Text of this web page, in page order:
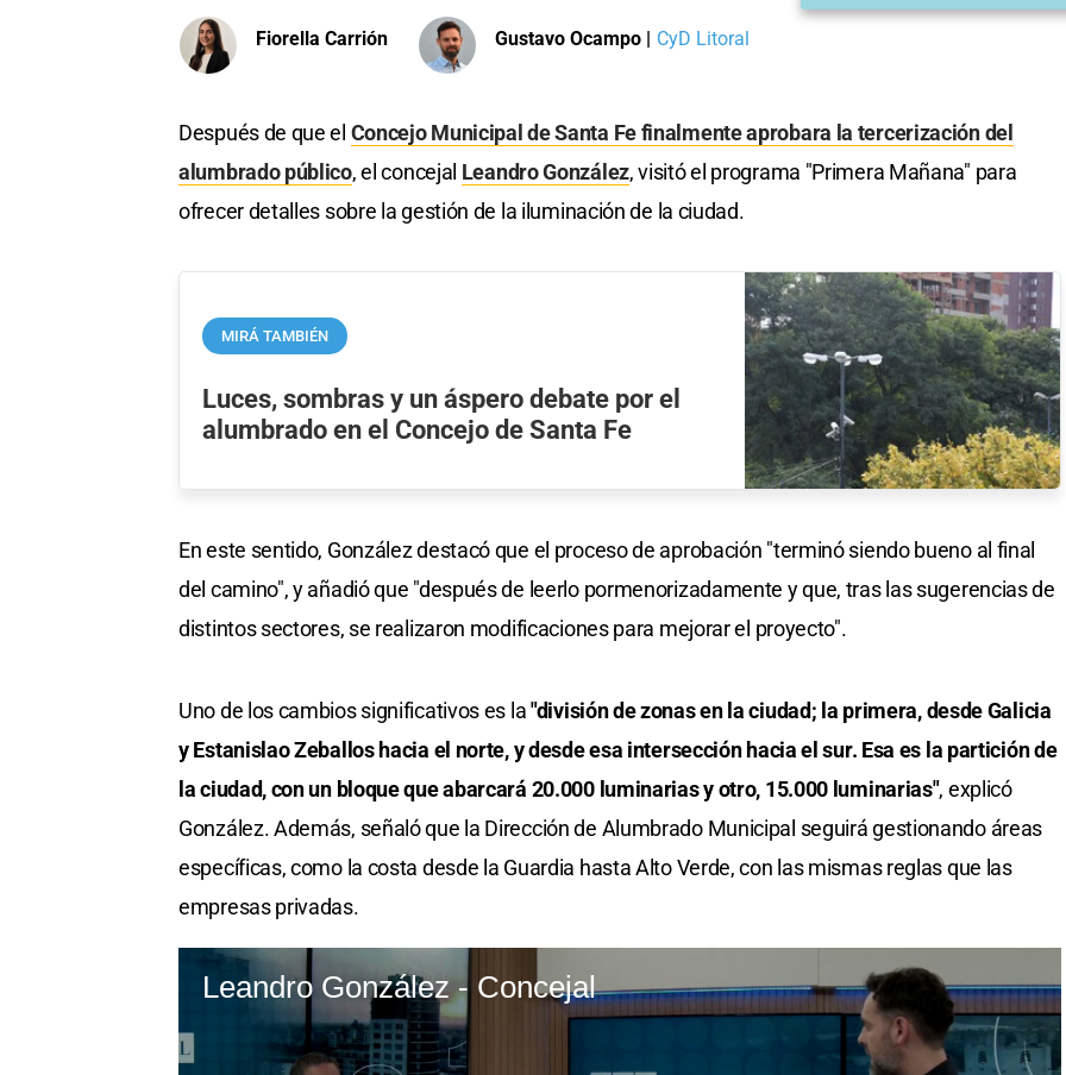
Fiorella Carrión Gustavo Ocampo | CyD Litoral
Después de que el Concejo Municipal de Santa Fe finalmente aprobara la tercerización del
alumbrado público, el concejal Leandro González, visitó el programa "Primera Mañana" para
ofrecer detalles sobre la gestión de la iluminación de la ciudad.
MIRÁ TAMBIÉN
Luces, sombras y un áspero debate por el
alumbrado en el Concejo de Santa Fe
En este sentido, González destacó que el proceso de aprobación "terminó siendo bueno al final
del camino", y añadió que "después de leerlo pormenorizadamente y que, tras las sugerencias de
distintos sectores, se realizaron modificaciones para mejorar el proyecto".
Uno de los cambios significativos es la"división de zonas en la ciudad; la primera, desde Galicia
y Estanislao Zeballos hacia el norte, y desde esa intersección hacia el sur. Esa es la partición de
la ciudad, con un bloque que abarcará 20.000 luminarias y otro, 15.000 luminarias", explicó
González. Además, señaló que la Dirección de Alumbrado Municipal seguirá gestionando áreas
específicas, como la costa desde la Guardia hasta Alto Verde, con las mismas reglas que las
empresas privadas.